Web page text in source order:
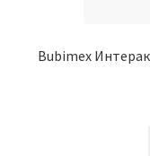
Bubimex